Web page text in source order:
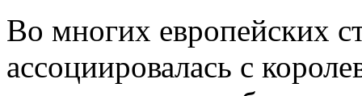
Во многих европейских
ассоциировалась с